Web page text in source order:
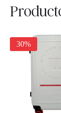
30%